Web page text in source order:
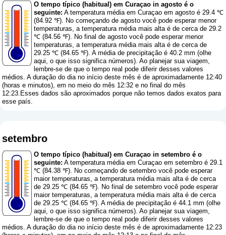
O tempo típico (habitual) em Curaçao in agosto é o
seguinte: A temperatura média em Curaçao em agosto é 29.4 ℃
(84.92 ℉). No começando de agosto você pode esperar menor
temperaturas, a temperatura média mais alta é de cerca de 29.2
℃ (84.56 ℉). No final de agosto você pode esperar menor
temperaturas, a temperatura média mais alta é de cerca de
29.25 ℃ (84.65 ℉). A média de precipitação é 40.2 mm (olhe
aqui, o que isso significa números). Ao planejar sua viagem,
lembre-se de que o tempo real pode diferir desses valores
médios. A duração do dia no início deste mês é de aproximadamente 12:40
(horas e minutos), em no meio do mês 12:32 e no final do mês
12:23.Esses dados são aproximados porque não temos dados exatos para
esse país.
setembro
O tempo típico (habitual) em Curaçao in setembro é o
seguinte: A temperatura média em Curaçao em setembro é 29.1
℃ (84.38 ℉). No começando de setembro você pode esperar
maior temperaturas, a temperatura média mais alta é de cerca
de 29.25 ℃ (84.65 ℉). No final de setembro você pode esperar
maior temperaturas, a temperatura média mais alta é de cerca
de 29.25 ℃ (84.65 ℉). A média de precipitação é 44.1 mm (olhe
aqui, o que isso significa números). Ao planejar sua viagem,
lembre-se de que o tempo real pode diferir desses valores
médios. A duração do dia no início deste mês é de aproximadamente 12:23